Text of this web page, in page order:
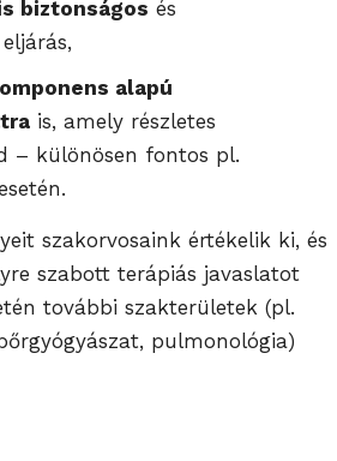
biztonságos és
alapú
is, amely részletes
– különösen fontos pl.
szakorvosaink értékelik ki, és
szabott terápiás javaslatot
további szakterületek (pl.
pulmonológia)